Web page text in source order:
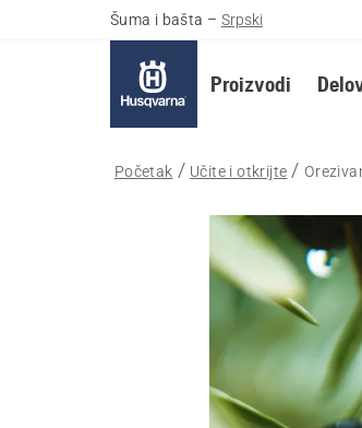
Šuma i bašta – Srpski
Proizvodi
Početak Učite i otkrijte